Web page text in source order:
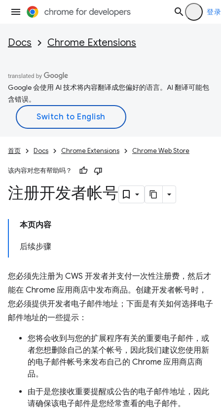
登录
Docs Chrome Extensions
Google 会使用 AI 技术将内容翻译成您偏好的语言。AI 翻译可能包
含错误。
首页 Docs Chrome Extensions Chrome Web Store
该内容对您有帮助吗？
注册开发者帐号
本页内容
后续步骤
您必须先注册为 CWS 开发者并支付一次性注册费，然后才
能在 Chrome 应用商店中发布商品。创建开发者帐号时，
您必须提供开发者电子邮件地址；下面是有关如何选择电子
邮件地址的一些提示：
您将会收到与您的扩展程序有关的重要电子邮件，或
者您想删除自己的某个帐号，因此我们建议您使用新
的电子邮件帐号来发布自己的 Chrome 应用商店商
品。
由于是您接收重要提醒或公告的电子邮件地址，因此
请确保该电子邮件是您经常查看的电子邮件。